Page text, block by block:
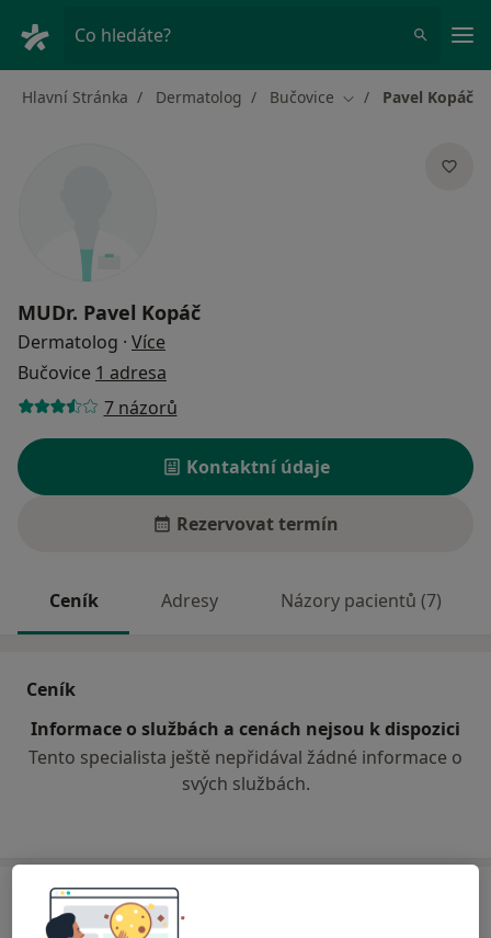
Co hledáte?
Hlavní Stránka Dermatolog Bučovice Změna města
Pavel Kopáč
MUDr. Pavel Kopáč
Dermatolog · Více
Bučovice 1 adresa
7 názorů
Kontaktní údaje
Rezervovat termín
Ceník Adresy Názory pacientů (7)
Ceník
Informace o službách a cenách nejsou k dispozici
Tento specialista ještě nepřidával žádné informace o
svých službách.
Adresa